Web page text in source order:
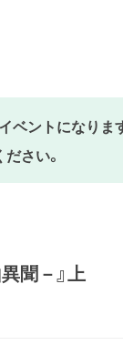
ントになりま
さい。
聞－』上